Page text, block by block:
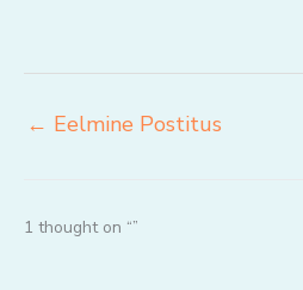
← Eelmine Postitus
1 thought on “”